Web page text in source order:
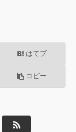
はてブ
コピー